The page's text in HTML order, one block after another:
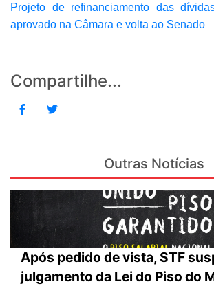
Projeto de refinanciamento das
aprovado na Câmara e volta ao Senado
Compartilhe...
Outras Notícias
Após pedido de vista, STF
julgamento da Lei do Piso do